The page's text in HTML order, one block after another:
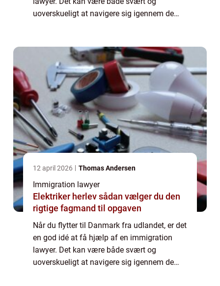
uoverskueligt at navigere sig igennem de
12 april 2026 Thomas Andersen
Immigration lawyer
Elektriker herlev sådan vælger du den
rigtige fagmand til opgaven
Når du flytter til Danmark fra udlandet, er det
en god idé at få hjælp af en immigration
lawyer. Det kan være både svært og
uoverskueligt at navigere sig igennem de